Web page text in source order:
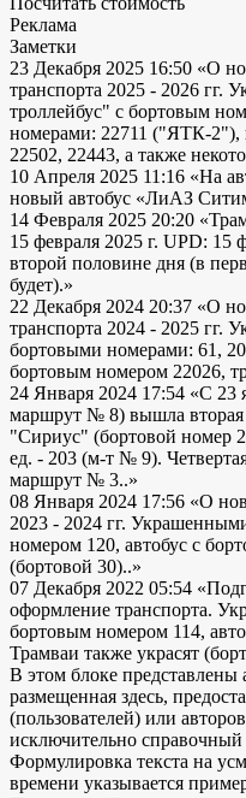
Реклама
Заметки
23 Декабря 2025 16:50 «О
транспорта 2025 - 2026
троллейбус" с бортовым
номерами: 22711 ("ЯТК-2"),
22502, 22443, а также
10 Апреля 2025 11:16 «На
новый автобус «ЛиАЗ
14 Февраля 2025 20:20
15 февраля 2025 г. UPD: 15
второй половине дня (в
будет).»
22 Декабря 2024 20:37 «О
транспорта 2024 - 2025 гг.
бортовыми номерами: 61,
бортовым номером 22026,
24 Января 2024 17:54 «С 23
маршрут № 8) вышла
"Сириус" (бортовой номер
ед. - 203 (м-т № 9).
маршрут № 3..»
08 Января 2024 17:56 «О
2023 - 2024 гг.
номером 120, автобус с
(бортовой 30)..»
07 Декабря 2022 05:54
оформление транспорта.
бортовым номером 114,
Трамваи также украсят
В этом блоке
размещенная здесь,
(пользователей) или
исключительно
Формулировка текста на
времени указывается